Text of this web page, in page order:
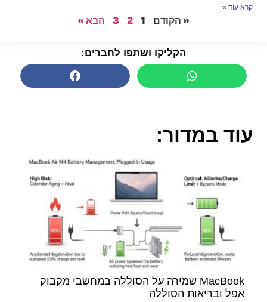
קרא עוד »
« הקודם 1
2
3 הבא »
הקליקו ושתפו לחברים:
עוד במדור:
MacBook שמירה על הסוללה במחשבי מקבוק
אפל ובריאות הסוללה